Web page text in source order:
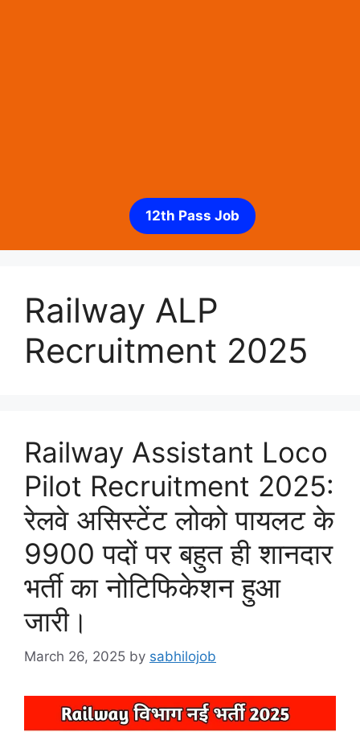
12th Pass Job
Railway ALP
Recruitment 2025
Railway Assistant Loco
Pilot Recruitment 2025:
रेलवे असिस्टेंट लोको पायलट के
9900 पदों पर बहुत ही शानदार
भर्ती का नोटिफिकेशन हुआ
जारी।
March 26, 2025 by sabhilojob